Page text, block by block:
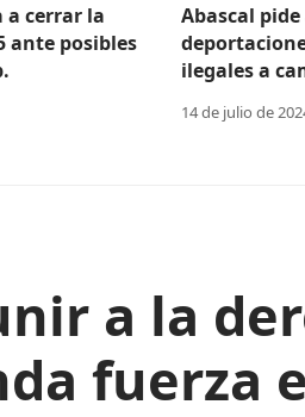
a cerrar la
ante posibles
Abascal
ilegales a
14 de julio de
a la
fuerza